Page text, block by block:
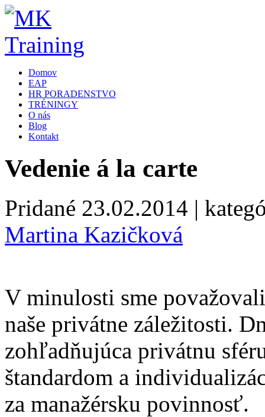
Domov
EAP
HR PORADENSTVO
TRÉNINGY
O nás
Blog
Kontakt
Vedenie á la carte
Pridané 23.02.2014 |
Martina Kazičková
V minulosti sme
naše privátne záležitosti.
zohľadňujúca privátnu
štandardom a
za manažérsku povinnosť.